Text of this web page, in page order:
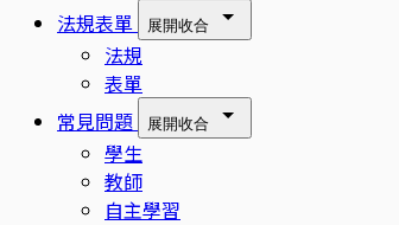
法規表單
展開收合
法規
表單
常見問題
展開收合
學生
教師
自主學習